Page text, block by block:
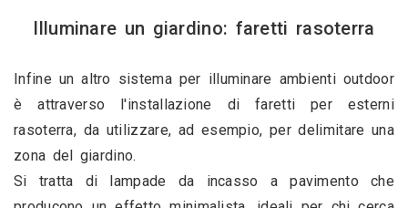
Illuminare un giardino: faretti rasoterra
Infine un altro sistema per illuminare ambienti outdoor
è attraverso l'installazione di faretti per esterni
rasoterra, da utilizzare, ad esempio, per delimitare una
zona del giardino.
Si tratta di lampade da incasso a pavimento che